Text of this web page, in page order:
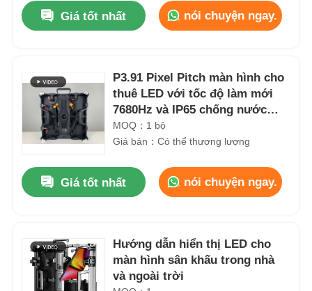
Giá tốt nhất nói chuyện ngay.
P3.91 Pixel Pitch màn hình cho
thuê LED với tốc độ làm mới
7680Hz và IP65 chống nước
cho màn hình tường LED ngoài
trời
MOQ：1 bộ
Giá bán：Có thể thương lượng
Giá tốt nhất nói chuyện ngay.
Hướng dẫn hiển thị LED cho
màn hình sân khấu trong nhà
và ngoài trời